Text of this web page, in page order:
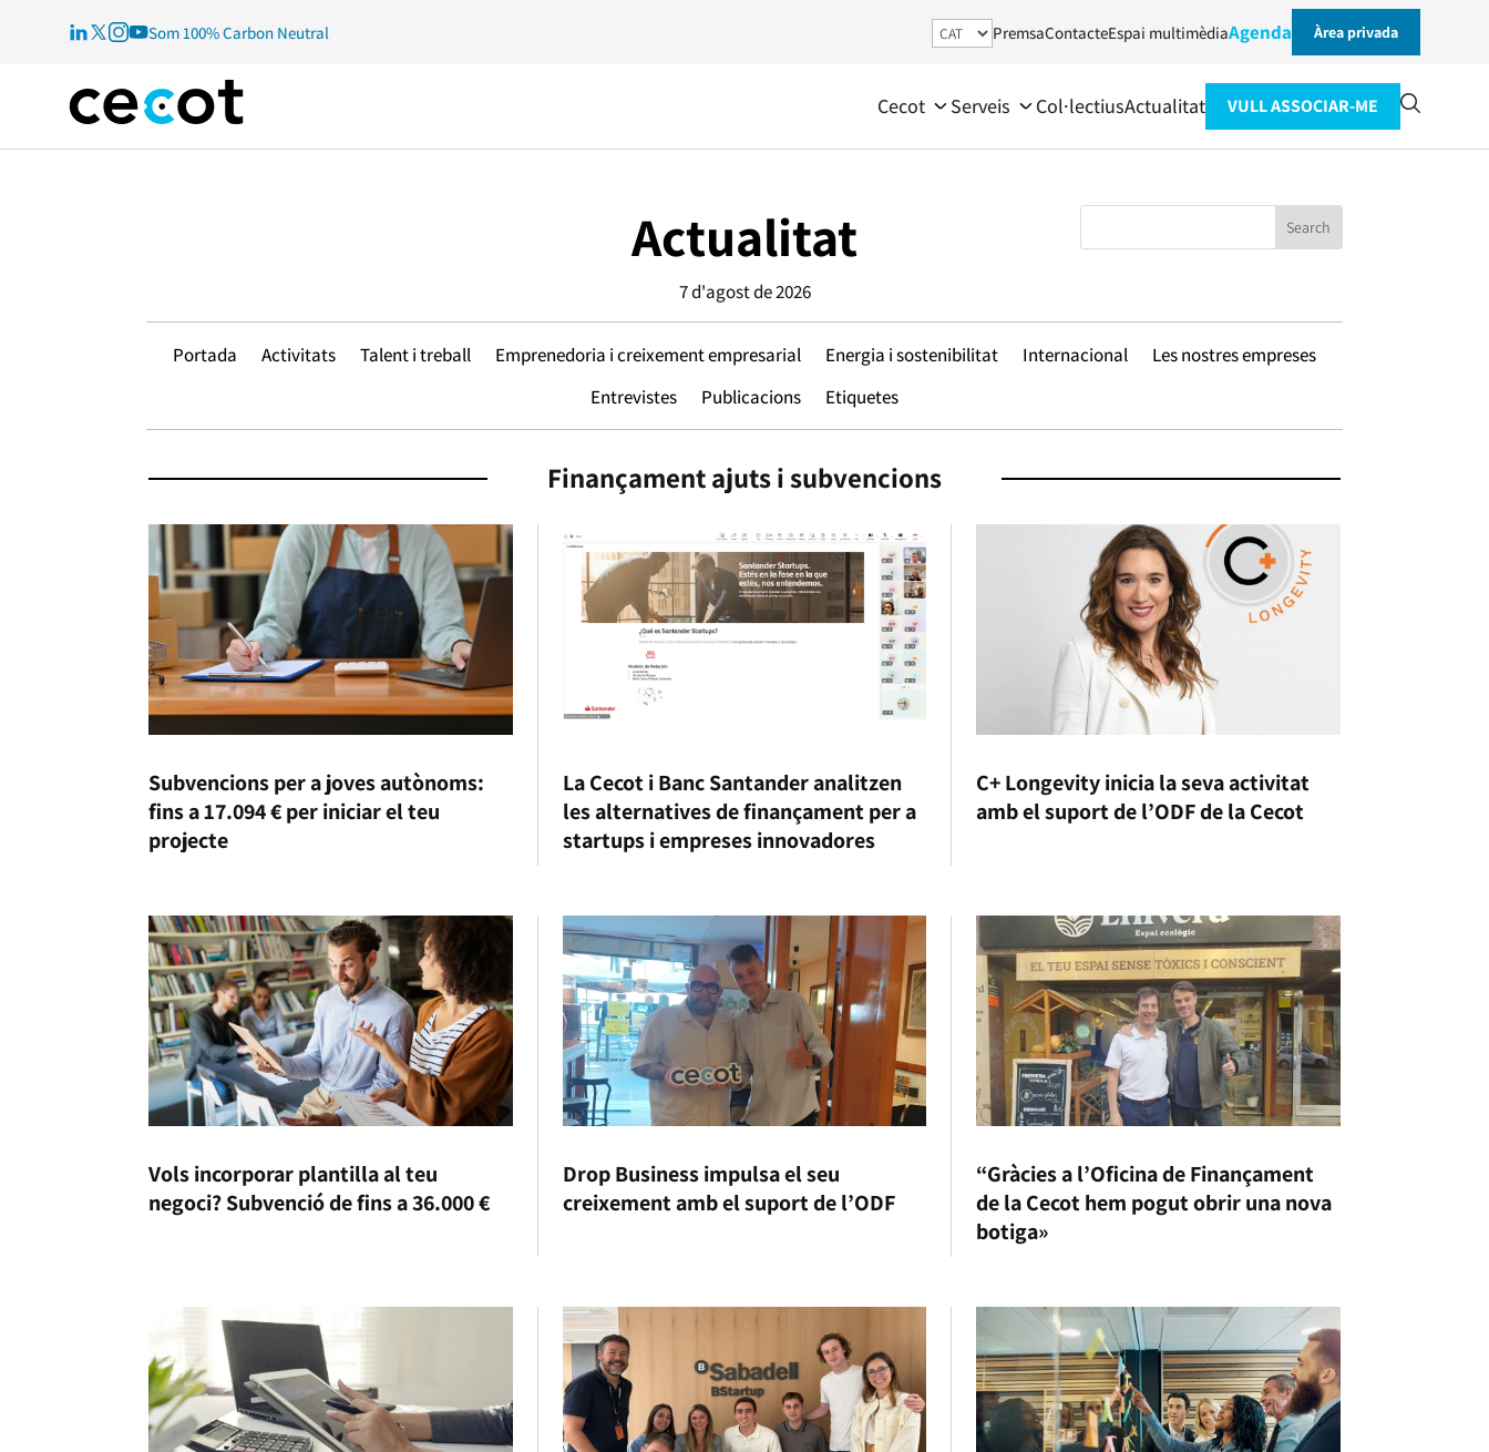
Som 100% Carbon Neutral PremsaContacteEspai multimèdiaAgenda Àrea privada
Cecot Serveis Col·lectiusActualitat VULL ASSOCIAR-ME
Actualitat
7 d'agost de 2026
Portada Activitats Talent i treball Emprenedoria i creixement empresarial Energia i sostenibilitat Internacional
Les nostres empreses
Entrevistes
Publicacions Etiquetes
Finançament ajuts i subvencions
Subvencions per a joves autònoms:
fins a 17.094 € per iniciar el teu
projecte
La Cecot i Banc Santander analitzen
les alternatives de finançament per a
startups i empreses innovadores
C+ Longevity inicia la seva activitat
amb el suport de l’ODF de la Cecot
Vols incorporar plantilla al teu
negoci? Subvenció de fins a 36.000 €
Drop Business impulsa el seu
creixement amb el suport de l’ODF
“Gràcies a l’Oficina de Finançament
de la Cecot hem pogut obrir una nova
botiga»